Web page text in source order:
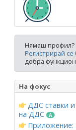
Нямаш профил?
Регистрирай се
добра
На фокус
ДДС ставки и
на ДДС